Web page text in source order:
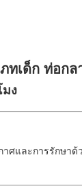
ทเด็ก ท่อกล
มง
าศและการรักษาด้